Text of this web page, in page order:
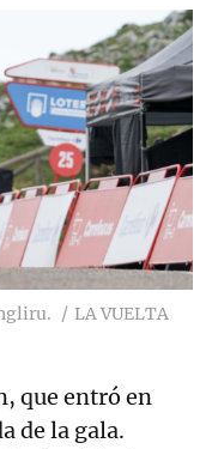
LA VUELTA
que entró en
de la gala.